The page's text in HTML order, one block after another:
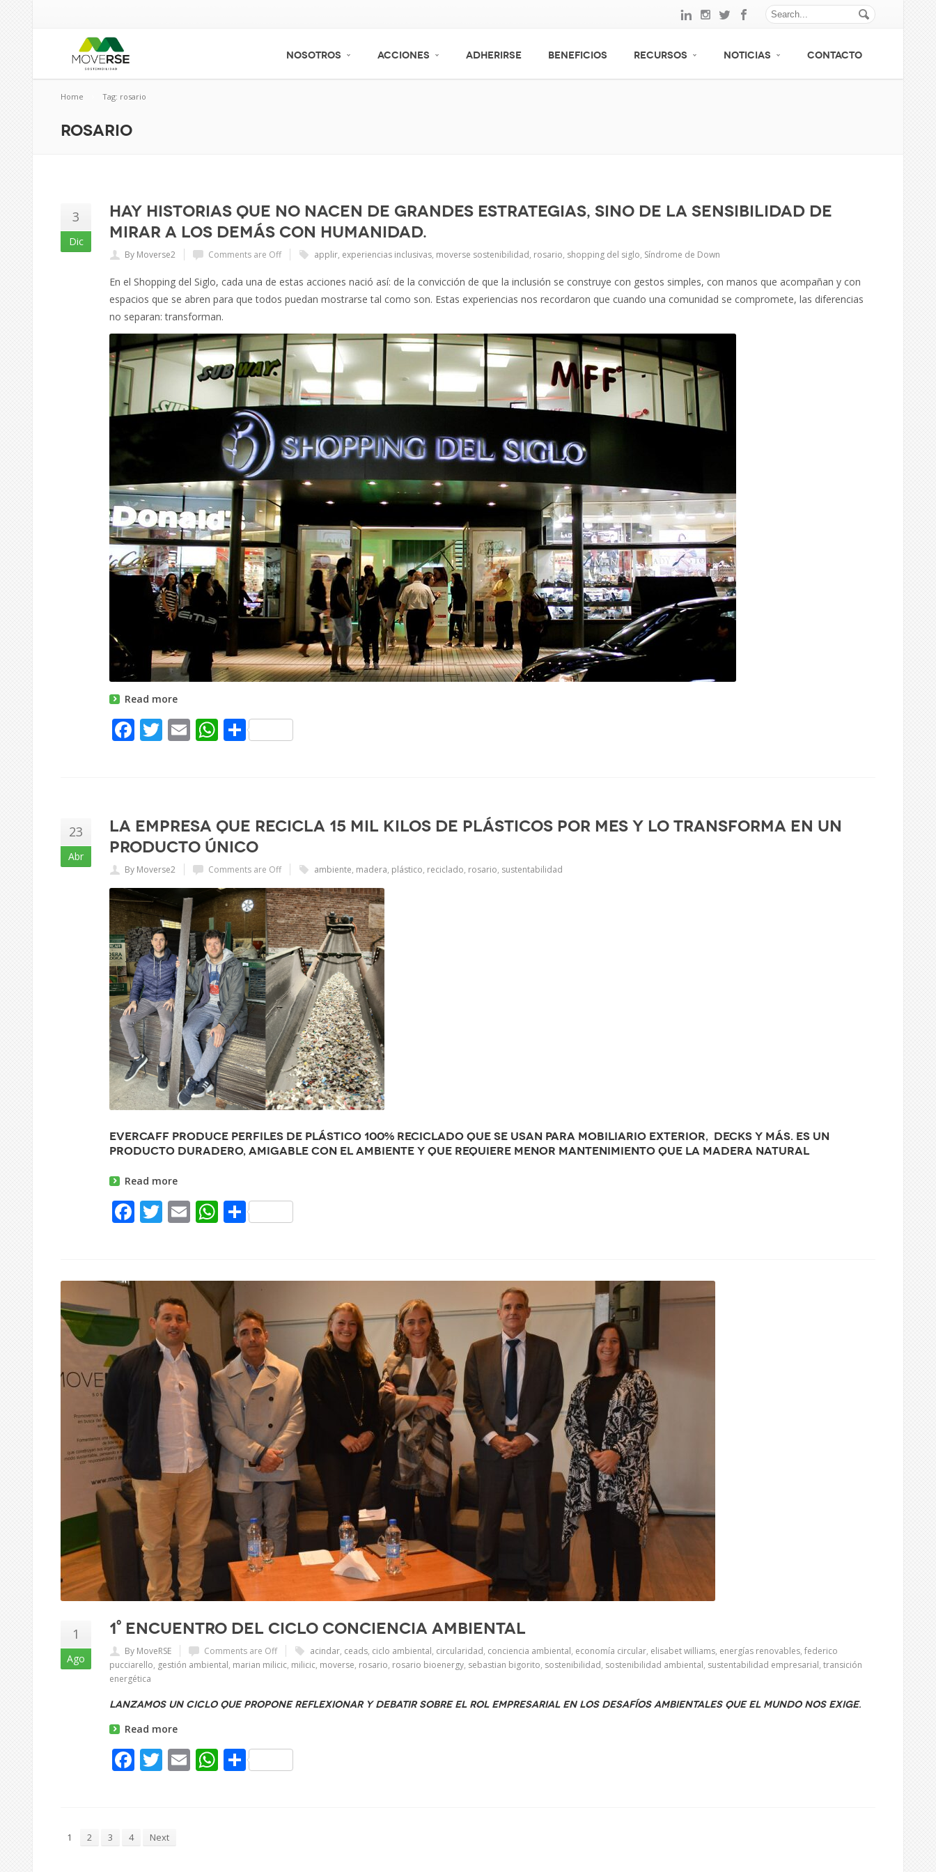
NOSOTROS ACCIONES ADHERIRSE BENEFICIOS RECURSOS NOTICIAS CONTACTO
Home Tag: rosario
rosario
3
Dic
Hay historias que no nacen de grandes estrategias, sino de la sensibilidad de
mirar a los demás con humanidad.
By Moverse2 Comments are Off applir, experiencias inclusivas, moverse sostenibilidad, rosario, shopping del siglo, Síndrome de Down
En el Shopping del Siglo, cada una de estas acciones nació así: de la convicción de que la inclusión se construye con gestos simples, con manos que acompañan y con
espacios que se abren para que todos puedan mostrarse tal como son. Estas experiencias nos recordaron que cuando una comunidad se compromete, las diferencias
no separan: transforman.
Read more
Facebook
Twitter
EmailWhatsApp
Share
23
Abr
La empresa que recicla 15 mil kilos de plásticos por mes y lo transforma en un
producto único
By Moverse2 Comments are Off ambiente, madera, plástico, reciclado, rosario, sustentabilidad
Evercaff produce perfiles de plástico 100% reciclado que se usan para mobiliario exterior, decks y más. Es un
producto duradero, amigable con el ambiente y que requiere menor mantenimiento que la madera natural
Read more
Facebook
Twitter
EmailWhatsApp
Share
1
Ago
1° Encuentro del Ciclo Conciencia Ambiental
By MoveRSE Comments are Off acindar, ceads, ciclo ambiental, circularidad, conciencia ambiental, economía circular, elisabet williams, energías renovables, federico
pucciarello, gestión ambiental, marian milicic, milicic, moverse, rosario, rosario bioenergy, sebastian bigorito, sostenibilidad, sostenibilidad ambiental, sustentabilidad empresarial, transición
energética
Lanzamos un Ciclo que propone reflexionar y debatir sobre el rol empresarial en los desafíos ambientales que el mundo nos exige.
Read more
Facebook
Twitter
EmailWhatsApp
Share
1 2 3 4 Next